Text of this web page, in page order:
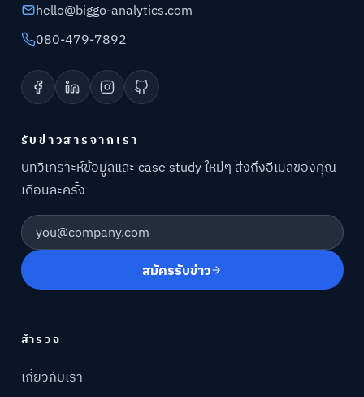
hello@biggo-analytics.com
080-479-7892
รับข่าวสารจากเรา
บทวิเคราะห์ข้อมูลและ case study ใหม่ๆ ส่งถึงอีเมลของคุณ
เดือนละครั้ง
อีเมลของคุณ
สมัครรับข่าว
สำรวจ
เกี่ยวกับเรา